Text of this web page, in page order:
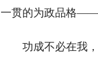
一贯的为政品格——
功成不必在我